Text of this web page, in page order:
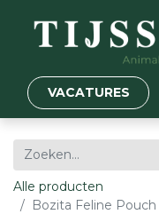
VACATURES
Alle producten
Bozita Feline Pouch